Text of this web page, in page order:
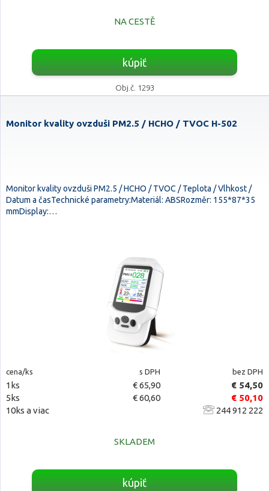
NA CESTĚ
kúpiť
Obj.č. 1293
Monitor kvality ovzduši PM2.5 / HCHO / TVOC H-502
Monitor kvality ovzduši PM2.5 / HCHO / TVOC / Teplota / Vlhkost /
Datum a časTechnické parametry:Materiál: ABSRozměr: 155*87*35
mmDisplay:…
cena/ks s DPH bez DPH
1ks € 65,90
€ 54,50
5ks
€ 60,60
€ 50,10
10ks a viac
244 912 222
SKLADEM
kúpiť